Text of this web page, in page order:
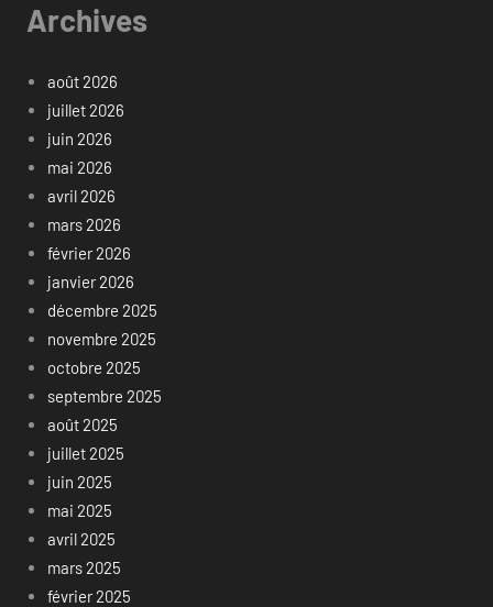
Archives
août 2026
juillet 2026
juin 2026
mai 2026
avril 2026
mars 2026
février 2026
janvier 2026
décembre 2025
novembre 2025
octobre 2025
septembre 2025
août 2025
juillet 2025
juin 2025
mai 2025
avril 2025
mars 2025
février 2025